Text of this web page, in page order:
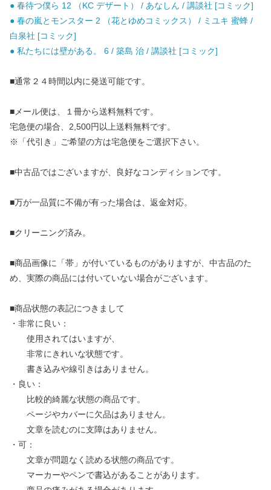
● 春待つ僕ら 12 （KC デザート） / あなしん / 講談社 [コミック]
● 春の嵐とモンスター 2 （花とゆめコミックス） / ミユキ 蜜蜂 /
白泉社 [コミック]
● 私たちには壁がある。 6 / 築島 治 / 講談社 [コミック]
■通常２４時間以内に発送可能です。
■メール便は、１冊から送料無料です。
宅急便の場合、2,500円以上送料無料です。
※「代引き」ご希望の方は宅急便をご選択下さい。
■中古品ではございますが、良好なコンディションです。
■万が一品質に不備が有った場合は、返金対応。
■クリーニング済み。
■商品画像に「帯」が付いているものがありますが、中古品のた
め、実際の商品には付いていない場合がございます。
■商品状態の表記につきまして
・非常に良い：
使用されてはいますが、
非常にきれいな状態です。
書き込みや線引きはありません。
・良い：
比較的綺麗な状態の商品です。
ページやカバーに欠品はありません。
文章を読むのに支障はありません。
・可：
文章が問題なく読める状態の商品です。
マーカーやペンで書込があることがあります。